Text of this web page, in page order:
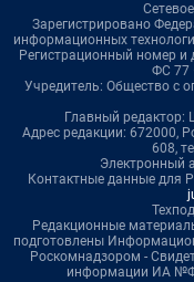
Зарегистрировано
информационных
Регистрационный номер
ФС 77
Учредитель: Общество с
Главный редактор:
Адрес редакции: 672000,
608,
Электронный
Контактные данные для
Редакционные
подготовлены
Роскомнадзором -
информации ИА